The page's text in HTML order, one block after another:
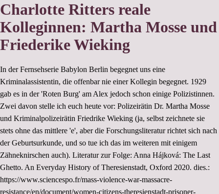
Charlotte Ritters reale
Kolleginnen: Martha Mosse und
Friederike Wieking
In der Fernsehserie Babylon Berlin begegnet uns eine
Kriminalassistentin, die offenbar nie einer Kollegin begegnet. 1929
gab es in der 'Roten Burg' am Alex jedoch schon einige Polizistinnen.
Zwei davon stelle ich euch heute vor: Polizeirätin Dr. Martha Mosse
und Kriminalpolizeirätin Friedrike Wieking (ja, selbst zeichnete sie
stets ohne das mittlere 'e', aber die Forschungsliteratur richtet sich nach
der Geburtsurkunde, und so tue ich das im weiteren mit einigem
Zähneknirschen auch). Literatur zur Folge: Anna Hájková: The Last
Ghetto. An Everyday History of Theresienstadt, Oxford 2020. dies.:
https://www.sciencespo.fr/mass-violence-war-massacre-
resistance/en/document/women-citizens-theresienstadt-prisoner-